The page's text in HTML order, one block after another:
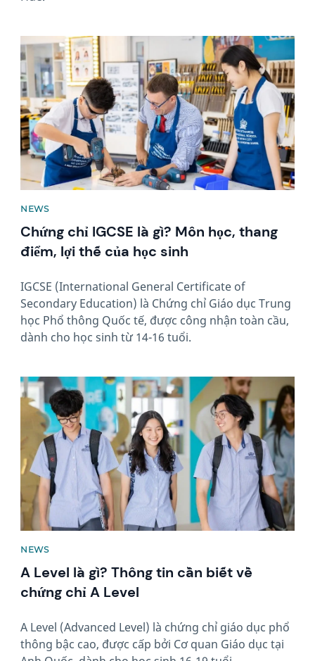
News image
NEWS
Chứng chỉ IGCSE là gì? Môn học, thang
điểm, lợi thế của học sinh
IGCSE (International General Certificate of
Secondary Education) là Chứng chỉ Giáo dục Trung
học Phổ thông Quốc tế, được công nhận toàn cầu,
dành cho học sinh từ 14-16 tuổi.
News image
NEWS
A Level là gì? Thông tin cần biết về
chứng chỉ A Level
A Level (Advanced Level) là chứng chỉ giáo dục phổ
thông bậc cao, được cấp bởi Cơ quan Giáo dục tại